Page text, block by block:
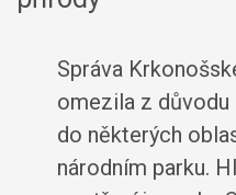
Správa
omezila z důvodu
do některých
národním parku.